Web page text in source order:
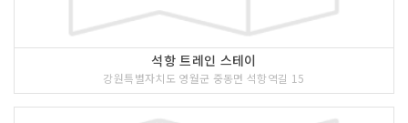
석항 트레인 스테이
강원특별자치도 영월군 중동면 석항역길 15